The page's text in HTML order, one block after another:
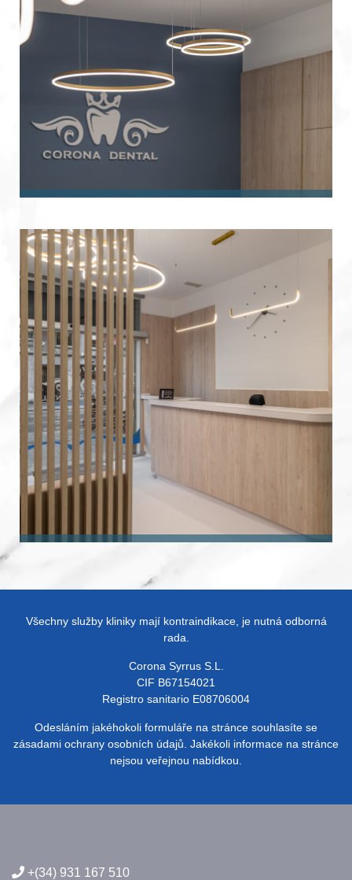
Všechny služby kliniky mají kontraindikace, je nutná odborná
rada.
Corona Syrrus S.L.
CIF B67154021
Registro sanitario E08706004
Odesláním jakéhokoli formuláře na stránce souhlasíte se
zásadami ochrany osobních údajů. Jakékoli informace na stránce
nejsou veřejnou nabídkou.
+(34) 931 167 510